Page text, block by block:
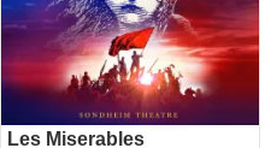
Les Miserables